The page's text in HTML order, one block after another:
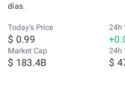
días.
Today’s Price
$ 0.99
24h
Market Cap
$ 183.4B
24h
$